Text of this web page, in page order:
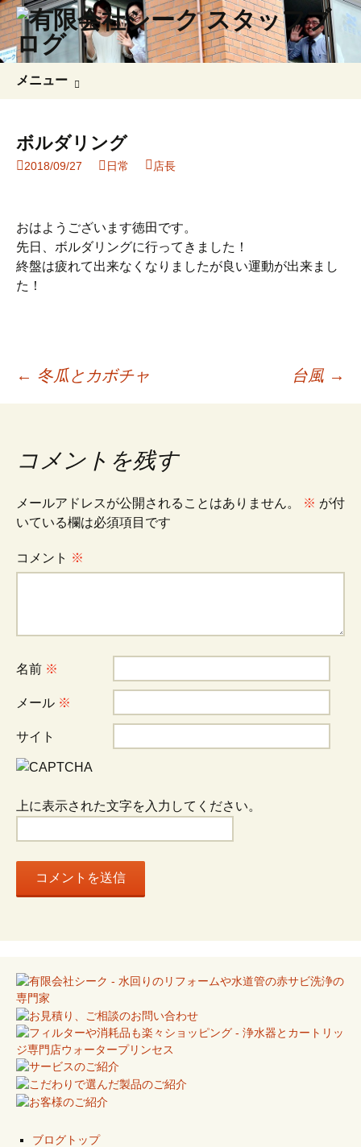
メニュー
ツ
へ
ッ
プ
ボルダリング
2018/09/27 日常 店長
おはようございます徳田です。
先日、ボルダリングに行ってきました！
終盤は疲れて出来なくなりましたが良い運動が出来まし
た！
投
ナ
ビ
ゲ
ー
シ
ョ
ン
← 冬瓜とカボチャ 台風 →
コメントを残す
メールアドレスが公開されることはありません。 ※ が付
いている欄は必須項目です
コメント ※
名前 ※
メール ※
サイト
上に表示された文字を入力してください。
ブログトップ